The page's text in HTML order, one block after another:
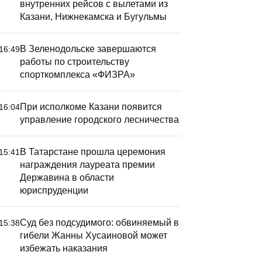
во время игры
и московского
внутренних рейсов с вылетами из
Казани, Нижнекамска и Бугульмы
16:49В Зеленодольске завершаются
работы по строительству
спорткомплекса «ФИЗРА»
16:04При исполкоме Казани появится
управление городского лесничества
15:41 В Татарстане прошла церемония
награждения лауреата премии
Державина в области
юриспруденции
15:38Суд без подсудимого: обвиняемый в
гибели Жанны Хусаиновой может
избежать наказания